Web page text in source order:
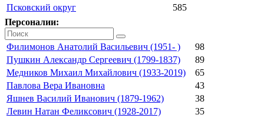
Псковский округ
585
Персоналии:
Филимонов Анатолий Васильевич (1951- )
98
Пушкин Александр Сергеевич (1799-1837)
89
Медников Михаил Михайлович (1933-2019)
65
Павлова Вера Ивановна
43
Яшнев Василий Иванович (1879-1962)
38
Левин Натан Феликсович (1928-2017)
35